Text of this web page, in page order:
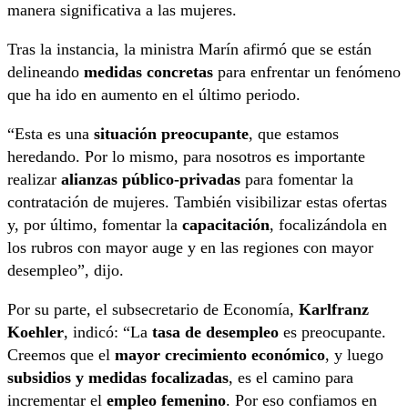
manera significativa a las mujeres.
Tras la instancia, la ministra Marín afirmó que se están
delineando medidas concretas para enfrentar un fenómeno
que ha ido en aumento en el último periodo.
“Esta es una situación preocupante, que estamos
heredando. Por lo mismo, para nosotros es importante
realizar alianzas público-privadas para fomentar la
contratación de mujeres. También visibilizar estas ofertas
y, por último, fomentar la capacitación, focalizándola en
los rubros con mayor auge y en las regiones con mayor
desempleo”, dijo.
Por su parte, el subsecretario de Economía, Karlfranz
Koehler, indicó: “La tasa de desempleo es preocupante.
Creemos que el mayor crecimiento económico, y luego
subsidios y medidas focalizadas, es el camino para
incrementar el empleo femenino. Por eso confiamos en